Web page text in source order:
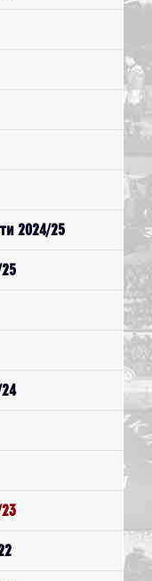
2024/25